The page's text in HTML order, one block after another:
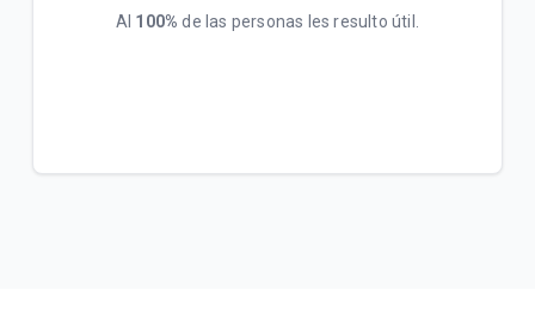
Al 100% de las personas les resulto útil.